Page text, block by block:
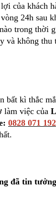
của khách
24h sau
trong thời
và không thu
bất kì thắc
làm việc của
0828 071 192
đã tin